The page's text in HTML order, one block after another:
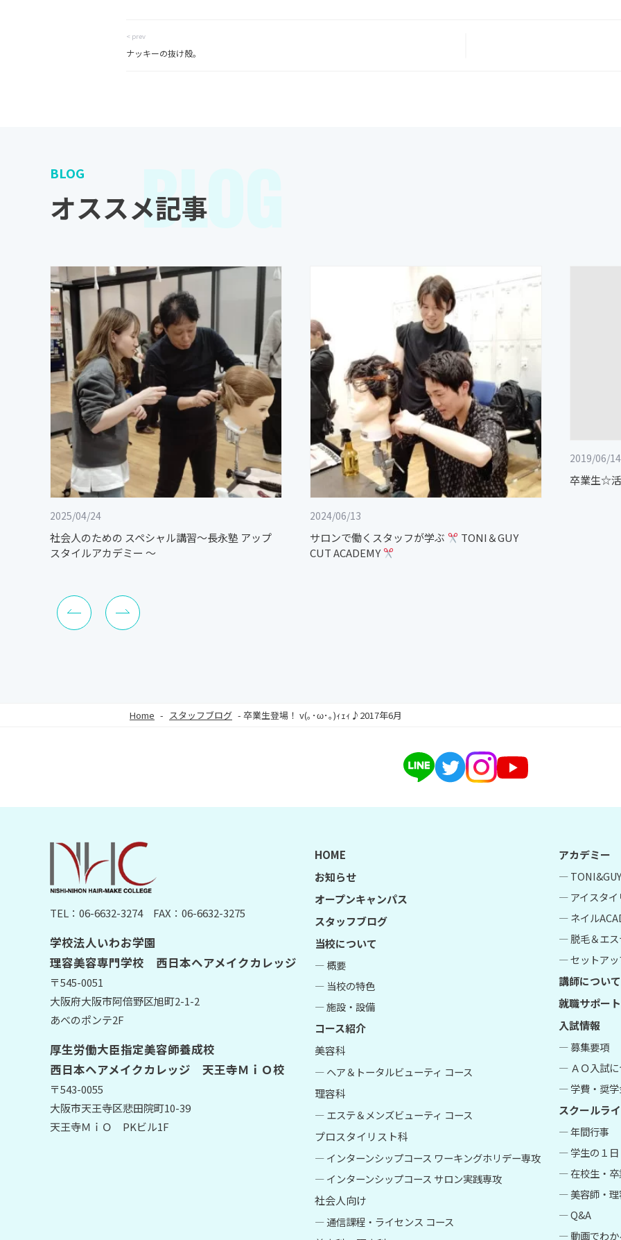
< prev
ナッキーの抜け殻。
BLOG
オススメ記事
BLOG
2025/04/24
社会人のための スペシャル講習～長永塾 アップ
スタイルアカデミー ～
2024/06/13
サロンで働くスタッフが学ぶ
TONI＆GUY
CUT ACADEMY
2019/06/14
卒業生☆
Home - スタッフブログ - 卒業生登場！ v(｡･ω･｡)ｨｪｨ♪2017年6月
TEL：06-6632-3274FAX：06-6632-3275
学校法人いわお学園
理容美容専門学校 西日本ヘアメイクカレッジ
〒545-0051
大阪府大阪市阿倍野区旭町2-1-2
あべのポンテ2F
厚生労働大臣指定美容師養成校
西日本ヘアメイクカレッジ 天王寺ＭｉＯ校
〒543-0055
大阪市天王寺区悲田院町10-39
天王寺ＭｉＯ PKビル1F
HOME
お知らせ
オープンキャンパス
スタッフブログ
当校について
― 概要
― 当校の特色
― 施設・設備
コース紹介
美容科
― ヘア＆トータルビューティ コース
理容科
― エステ＆メンズビューティ コース
プロスタイリスト科
― インターンシップコース ワーキングホリデー専攻
― インターンシップコース サロン実践専攻
社会人向け
― 通信課程・ライセンス コース
アカデミー
―
― アイスタイ
― ネイル
― 脱毛＆エス
― セットアッ
講師について
就職サポート
入試情報
― 募集要項
― ＡＯ入試に
― 学費・奨学
スクールラ
― 年間行事
― 学生の１日
― 在校生・卒
― 美容師・理
― Q&A
― 動画でわ